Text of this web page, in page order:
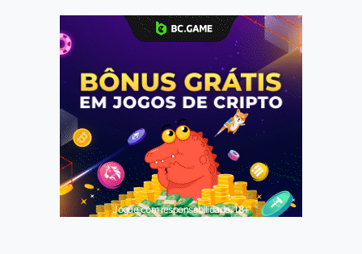
Jogue com responsabilidade. 18+